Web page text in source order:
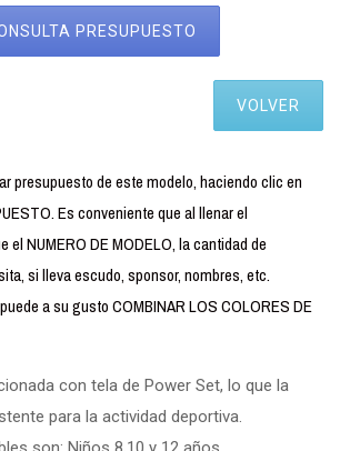
PRESUPUESTO
VOLVER
presupuesto de este modelo, haciendo clic en
Es conveniente que al llenar el
el NUMERO DE MODELO, la cantidad de
si lleva escudo, sponsor, nombres, etc.
a su gusto COMBINAR LOS COLORES DE
con tela de Power Set, lo que la
para la actividad deportiva.